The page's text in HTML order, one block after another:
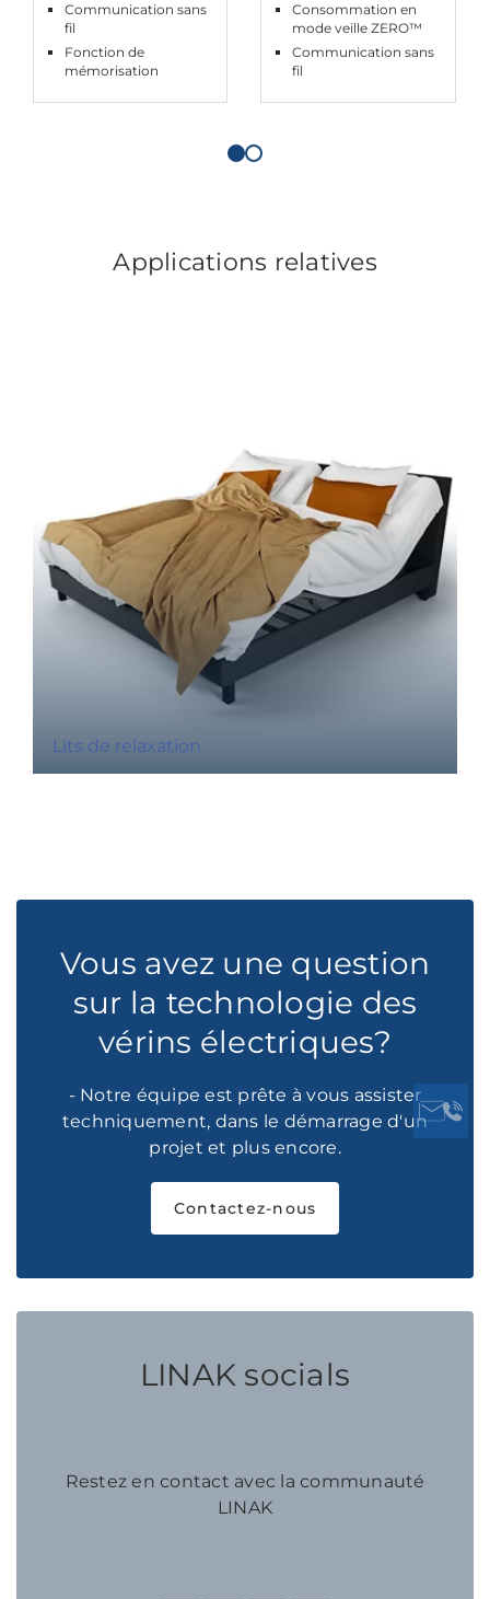
Communication sans
fil
Fonction de
mémorisation
Consommation en
mode veille ZERO™
Communication sans
fil
Applications relatives
Lits de relaxation
Vous avez une question
sur la technologie des
vérins électriques?
- Notre équipe est prête à vous assister
techniquement, dans le démarrage d'un
projet et plus encore.
Contactez-nous
LINAK socials
Restez en contact avec la communauté
LINAK